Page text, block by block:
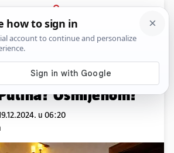
PRIJAVA
News Komentari
Orbana: Čime će
Osmijehom?
u 06:20